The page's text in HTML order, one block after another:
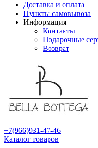
Доставка и оплата
Пункты самовывоза
Информация
Контакты
Подарочные
Возврат
+7(966)931-47-46
Каталог товаров